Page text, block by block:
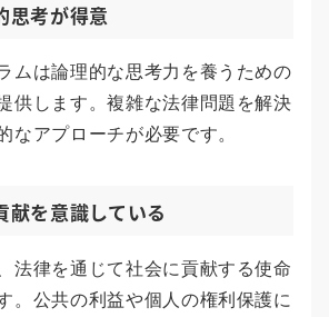
思考が得意
ムは論理的な思考力を養うための
供します。複雑な法律問題を解決
なアプローチが必要です。
献を意識している
法律を通じて社会に貢献する使命
。公共の利益や個人の権利保護に